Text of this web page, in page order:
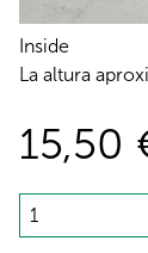
Inside
La altura
15,50